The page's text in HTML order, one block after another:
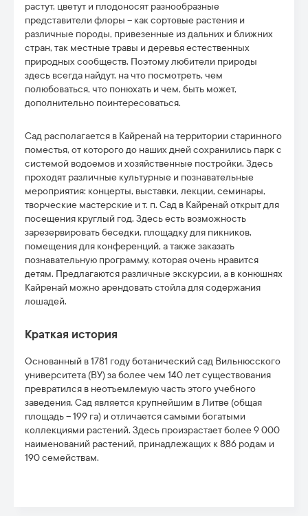
растут, цветут и плодоносят разнообразные
представители флоры – как сортовые растения и
различные породы, привезенные из дальних и ближних
стран, так местные травы и деревья естественных
природных сообществ. Поэтому любители природы
здесь всегда найдут, на что посмотреть, чем
полюбоваться, что понюхать и чем, быть может,
дополнительно поинтересоваться.
Сад располагается в Кайренай на территории старинного
поместья, от которого до наших дней сохранились парк с
системой водоемов и хозяйственные постройки. Здесь
проходят различные культурные и познавательные
мероприятия: концерты, выставки, лекции, семинары,
творческие мастерские и т. п. Сад в Кайренай открыт для
посещения круглый год. Здесь есть возможность
зарезервировать беседки, площадку для пикников,
помещения для конференций, а также заказать
познавательную программу, которая очень нравится
детям. Предлагаются различные экскурсии, а в конюшнях
Кайренай можно арендовать стойла для содержания
лошадей.
Краткая история
Основанный в 1781 году ботанический сад Вильнюсского
университета (ВУ) за более чем 140 лет существования
превратился в неотъемлемую часть этого учебного
заведения. Сад является крупнейшим в Литве (общая
площадь – 199 га) и отличается самыми богатыми
коллекциями растений. Здесь произрастает более 9 000
наименований растений, принадлежащих к 886 родам и
190 семействам.